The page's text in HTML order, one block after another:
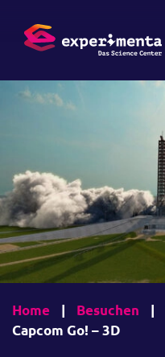
Home | Besuchen |
Capcom Go! – 3D